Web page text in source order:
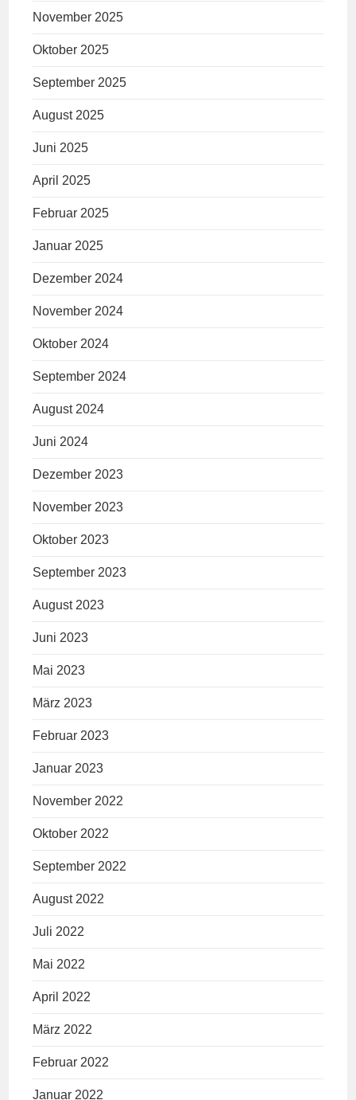
November 2025
Oktober 2025
September 2025
August 2025
Juni 2025
April 2025
Februar 2025
Januar 2025
Dezember 2024
November 2024
Oktober 2024
September 2024
August 2024
Juni 2024
Dezember 2023
November 2023
Oktober 2023
September 2023
August 2023
Juni 2023
Mai 2023
März 2023
Februar 2023
Januar 2023
November 2022
Oktober 2022
September 2022
August 2022
Juli 2022
Mai 2022
April 2022
März 2022
Februar 2022
Januar 2022